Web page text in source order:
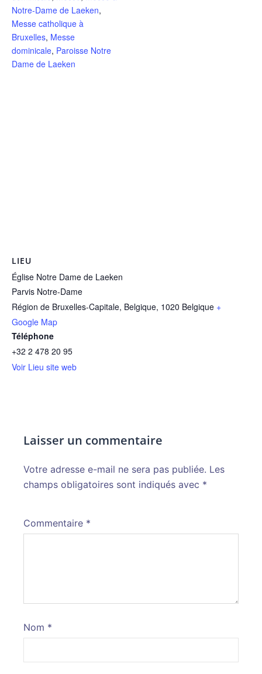
Notre-Dame de Laeken,
Messe catholique à
Bruxelles, Messe
dominicale, Paroisse Notre
Dame de Laeken
LIEU
Église Notre Dame de Laeken
Parvis Notre-Dame
Région de Bruxelles-Capitale, Belgique, 1020 Belgique +
Google Map
Téléphone
+32 2 478 20 95
Voir Lieu site web
Laisser un commentaire
Votre adresse e-mail ne sera pas publiée. Les
champs obligatoires sont indiqués avec *
Commentaire *
Nom *
Alternative: